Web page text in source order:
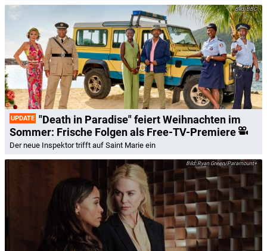
BBC
UPDATE "Death in Paradise" feiert Weihnachten im
Sommer: Frische Folgen als Free-TV-Premiere
Der neue Inspektor trifft auf Saint Marie ein
Ryan Green/Paramount+